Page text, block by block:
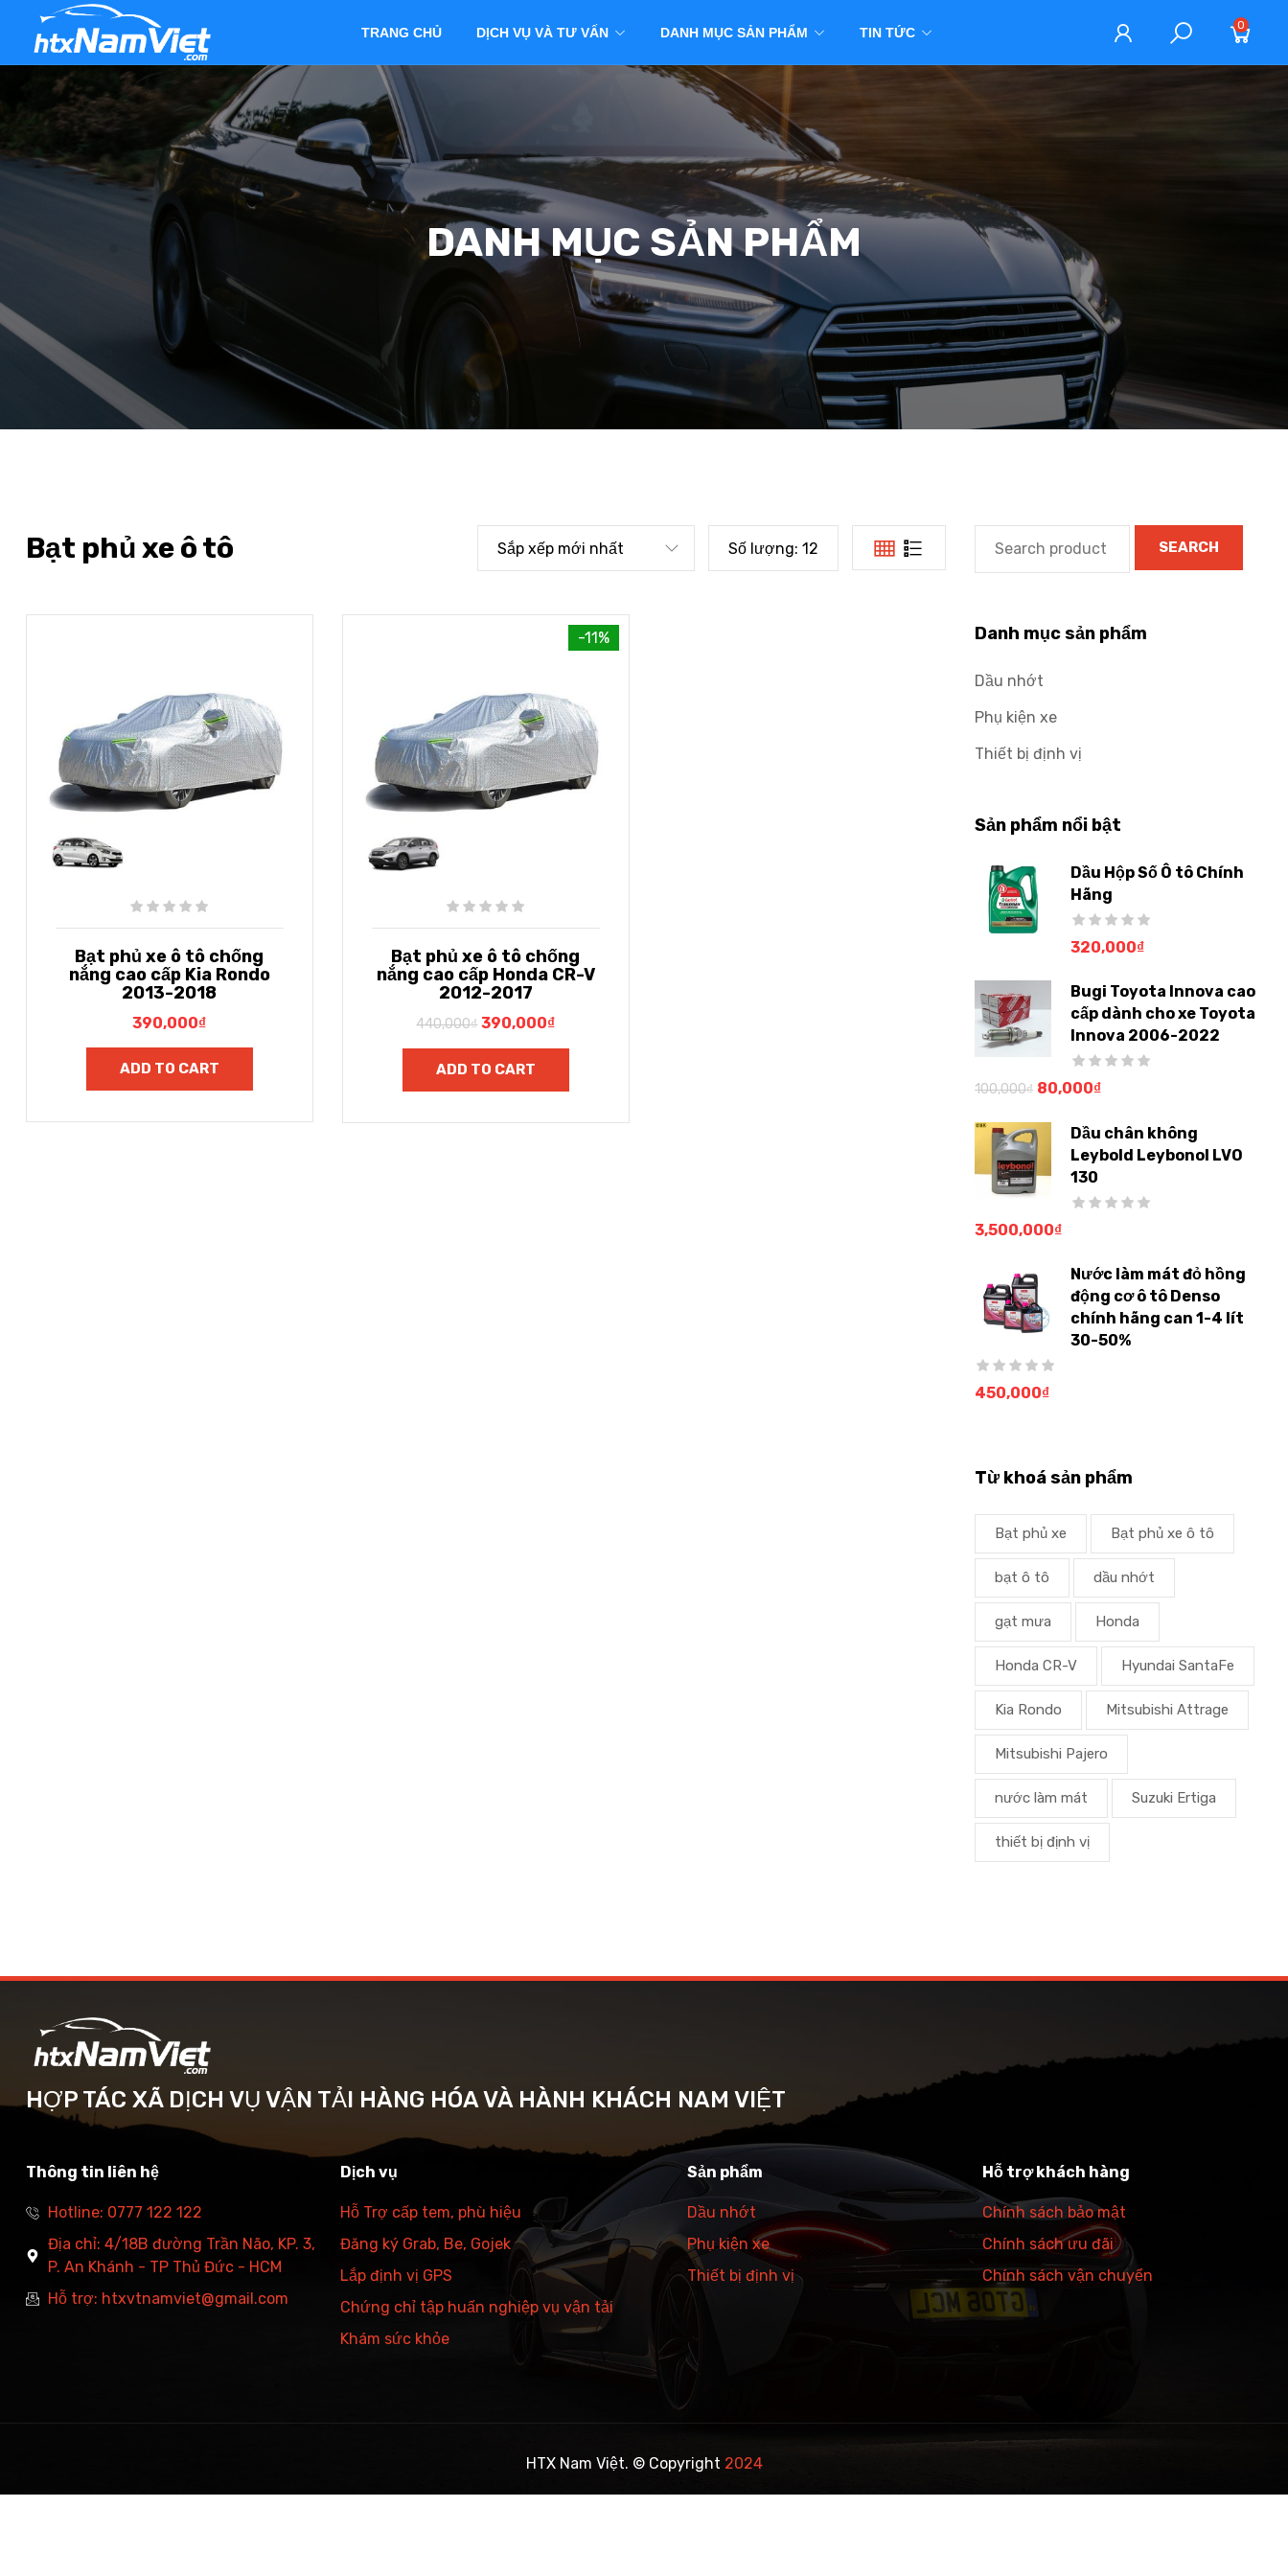
TRANG CHỦ DỊCH VỤ VÀ TƯ VẤN DANH MỤC SẢN PHẨM TIN TỨC 0
DANH MỤC SẢN PHẨM
Bạt phủ xe ô tô Sắp xếp mới nhất Số lượng: 12
Bạt phủ xe ô tô chống
nắng cao cấp Kia Rondo
2013-2018
390,000₫
ADD TO CART
-11%
Bạt phủ xe ô tô chống
nắng cao cấp Honda CR-V
2012-2017
440,000₫ 390,000₫
ADD TO CART
SEARCH
Danh mục sản phẩm
Dầu nhớt
Phụ kiện xe
Thiết bị định vị
Sản phẩm nổi bật
Dầu Hộp Số Ô tô Chính
Hãng
320,000₫
Bugi Toyota Innova cao
cấp dành cho xe Toyota
Innova 2006-2022
100,000₫ 80,000₫
Dầu chân không
Leybold Leybonol LVO
130
3,500,000₫
Nước làm mát đỏ hồng
động cơ ô tô Denso
chính hãng can 1-4 lít
30-50%
450,000₫
Từ khoá sản phẩm
Bạt phủ xe Bạt phủ xe ô tô
bạt ô tô dầu nhớt
gạt mưa Honda
Honda CR-V Hyundai SantaFe
Kia Rondo Mitsubishi Attrage
Mitsubishi Pajero
nước làm mát Suzuki Ertiga
thiết bị định vị
HỢP TÁC XÃ DỊCH VỤ VẬN TẢI HÀNG HÓA VÀ HÀNH KHÁCH NAM VIỆT
Thông tin liên hệ
Hotline: 0777 122 122
Địa chỉ: 4/18B đường Trần Não, KP. 3,
P. An Khánh - TP Thủ Đức - HCM
Hỗ trợ: htxvtnamviet@gmail.com
Dịch vụ
Hỗ Trợ cấp tem, phù hiệu
Đăng ký Grab, Be, Gojek
Lắp định vị GPS
Chứng chỉ tập huấn nghiệp vụ vận tải
Khám sức khỏe
Sản phẩm
Dầu nhớt
Phụ kiện xe
Thiết bị định vị
Hỗ trợ khách hàng
Chính sách bảo mật
Chính sách ưu đãi
Chính sách vận chuyển
HTX Nam Việt. © Copyright 2024